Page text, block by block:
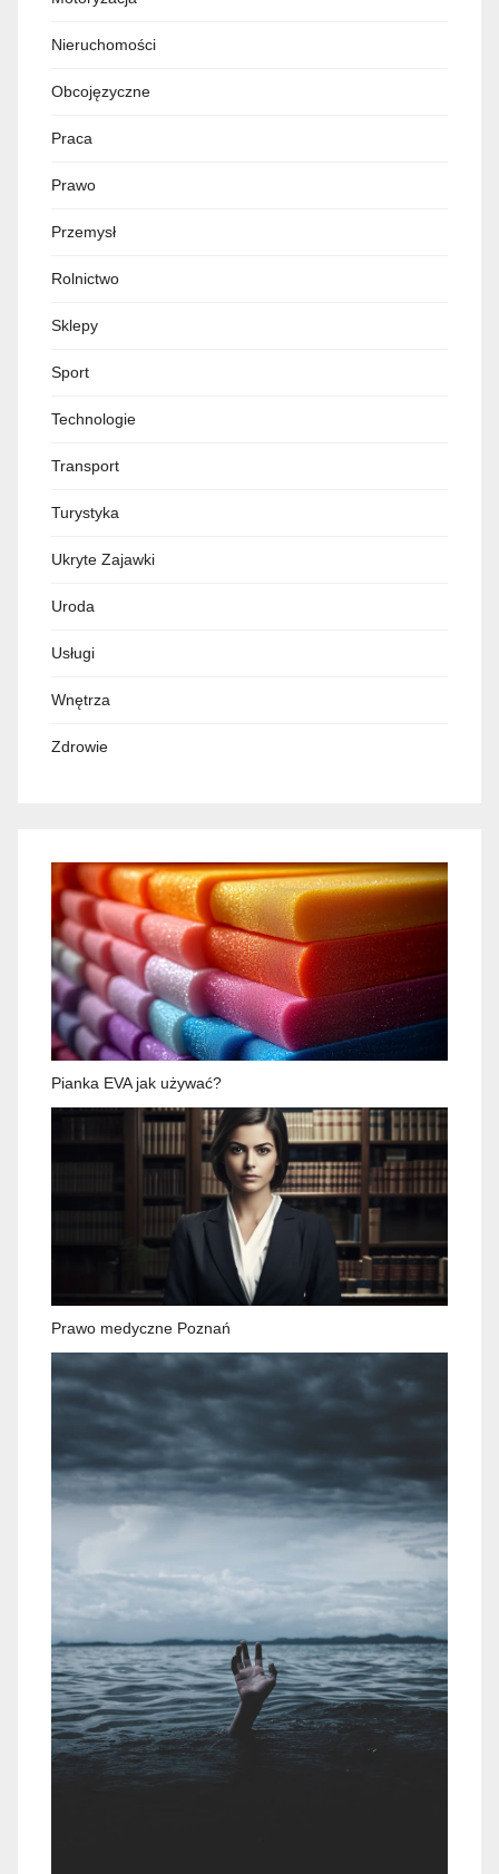
Nieruchomości
Obcojęzyczne
Praca
Prawo
Przemysł
Rolnictwo
Sklepy
Sport
Technologie
Transport
Turystyka
Ukryte Zajawki
Uroda
Usługi
Wnętrza
Zdrowie
Pianka EVA jak używać?
Prawo medyczne Poznań